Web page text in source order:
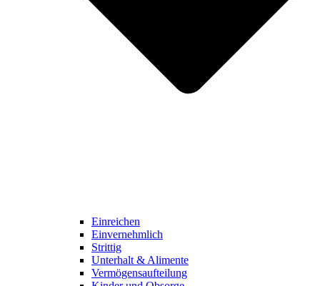
Einreichen
Einvernehmlich
Strittig
Unterhalt & Alimente
Vermögensaufteilung